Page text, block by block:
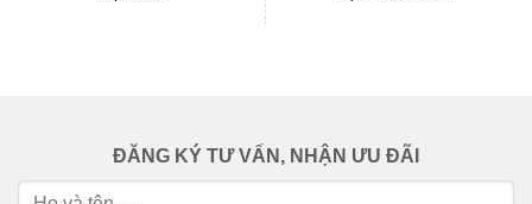
ĐĂNG KÝ TƯ VẤN, NHẬN ƯU ĐÃI